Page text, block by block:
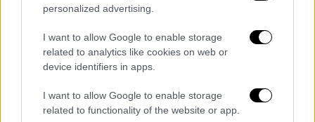
personalized advertising.
I want to allow Google to enable storage
related to analytics like cookies on web or
device identifiers in apps.
I want to allow Google to enable storage
related to functionality of the website or app.
Η ανάρτηση της προέδρου των εργαζομένων
του «Αγίου Σάββα»